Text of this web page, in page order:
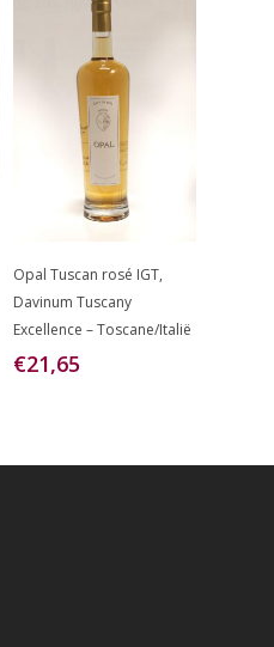
Toevoegen
Aan
Winkelwagen
Opal Tuscan rosé IGT,
Davinum Tuscany
Excellence – Toscane/Italië
€21,65